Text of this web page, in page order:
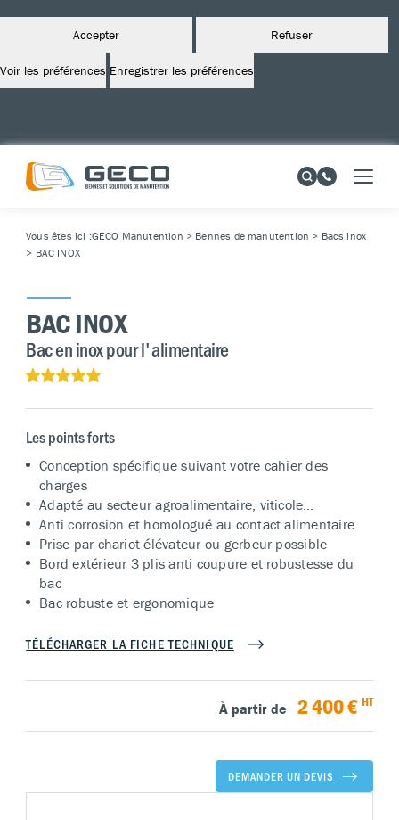
Accepter Refuser
Voir les préférences Enregistrer les préférences
Vous êtes ici :GECO Manutention > Bennes de manutention > Bacs inox
> BAC INOX
BAC INOX
Bac en inox pour l'alimentaire
Les points forts
Conception spécifique suivant votre cahier des
charges
Adapté au secteur agroalimentaire, viticole…
Anti corrosion et homologué au contact alimentaire
Prise par chariot élévateur ou gerbeur possible
Bord extérieur 3 plis anti coupure et robustesse du
bac
Bac robuste et ergonomique
TÉLÉCHARGER LA FICHE TECHNIQUE
À partir de 2 400 € HT
DEMANDER UN DEVIS